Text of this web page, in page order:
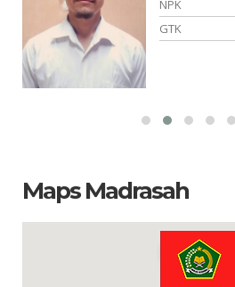
NPK
GTK
Maps Madrasah